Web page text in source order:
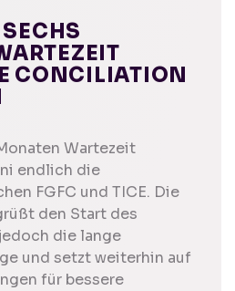
CONCILIATION
Wartezeit
endlich die
FGFC und TICE. Die
den Start des
die lange
und setzt weiterhin auf
für bessere